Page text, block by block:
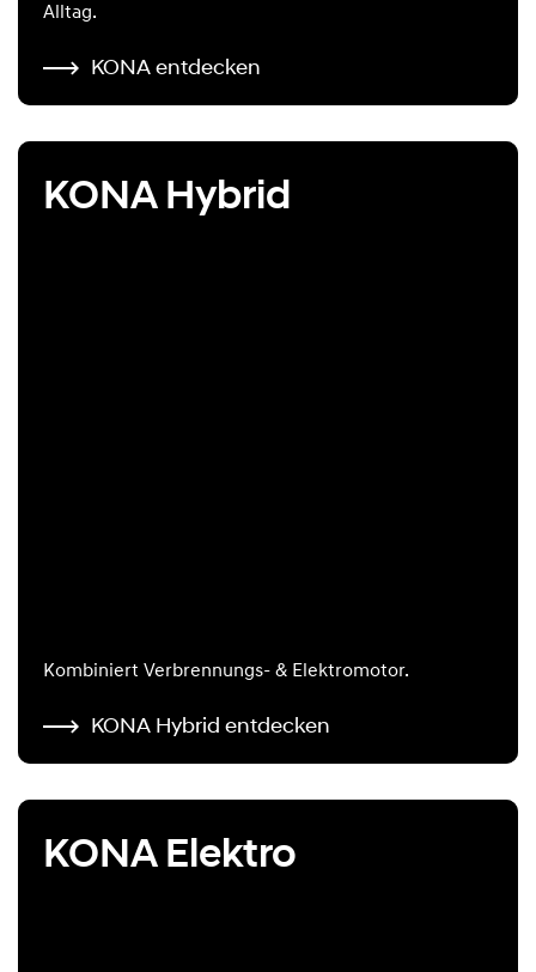
Alltag.
KONA entdecken
KONA Hybrid
Kombiniert Verbrennungs- & Elektromotor.
KONA Hybrid entdecken
KONA Elektro